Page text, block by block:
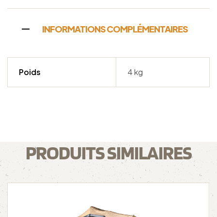
INFORMATIONS COMPLÉMENTAIRES
Poids 4 kg
PRODUITS SIMILAIRES